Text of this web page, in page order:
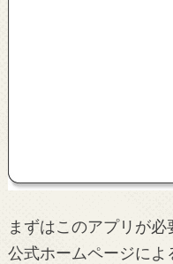
まずはこのアプリが必
公式ホームページによ